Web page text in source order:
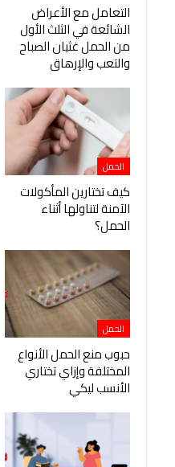
التعامل مع الأعراض
الشائعة في الثلث الأول
من الحمل غثيان الصباح
والتعب والإرهاق
الحمل
كيف تختارين المأكولات
الآمنة لتناولها أثناء
الحمل؟
الحمل
حبوب منع الحمل الأنواع
المختلفة وإزاي تختاري
الأنسب ليكي